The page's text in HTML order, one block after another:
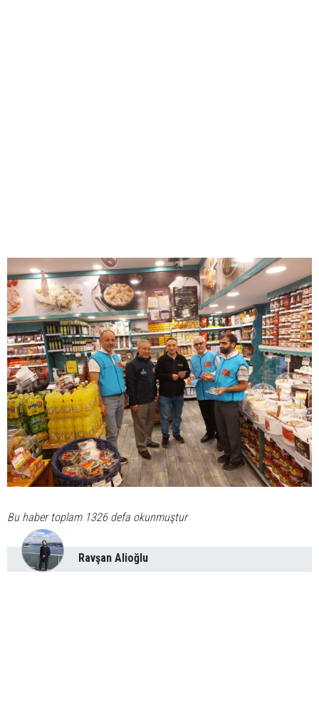
Bu haber toplam 1326 defa okunmuştur
Ravşan Alioğlu